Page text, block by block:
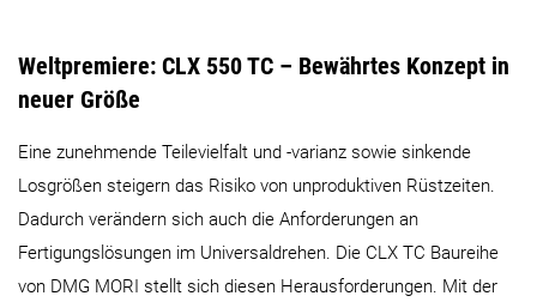
Weltpremiere: CLX 550 TC – Bewährtes Konzept in
neuer Größe
Eine zunehmende Teilevielfalt und -varianz sowie sinkende
Losgrößen steigern das Risiko von unproduktiven Rüstzeiten.
Dadurch verändern sich auch die Anforderungen an
Fertigungslösungen im Universaldrehen. Die CLX TC Baureihe
von DMG MORI stellt sich diesen Herausforderungen. Mit der